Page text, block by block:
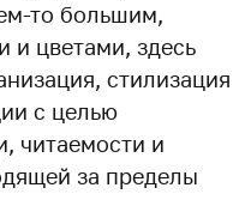
то большим,
и цветами, здесь
стилизация
с целью
читаемости и
за пределы